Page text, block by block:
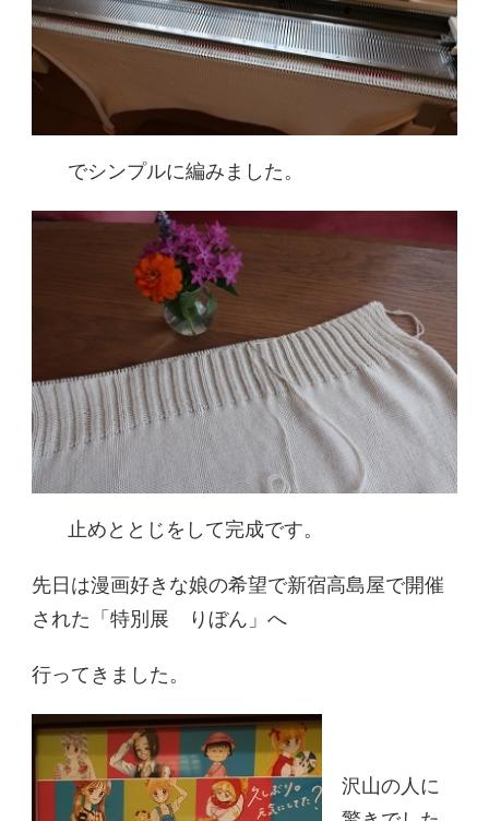
でシンプルに編みました。
止めととじをして完成です。
先日は漫画好きな娘の希望で新宿高島屋で開催
された「特別展 りぼん」へ
行ってきました。
沢山の人に